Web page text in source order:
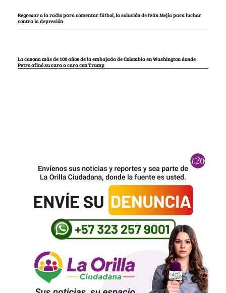
Regresar a la radio para comentar fútbol, la solución de Iván Mejía para luchar
contra la depresión
La casona más de 100 años de la embajada de Colombia en Washington donde
Petro afinó su cara a cara con Trump